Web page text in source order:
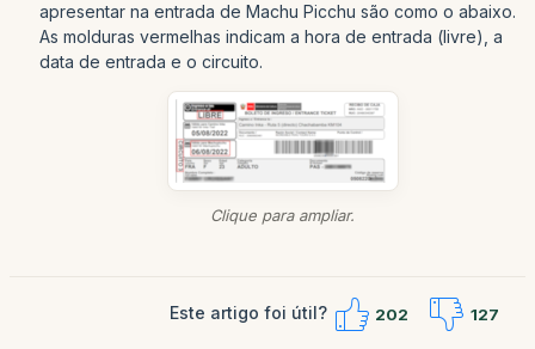
apresentar na entrada de Machu Picchu são como o abaixo.
As molduras vermelhas indicam a hora de entrada (livre), a
data de entrada e o circuito.
Clique para ampliar.
Este artigo foi útil? 202 127